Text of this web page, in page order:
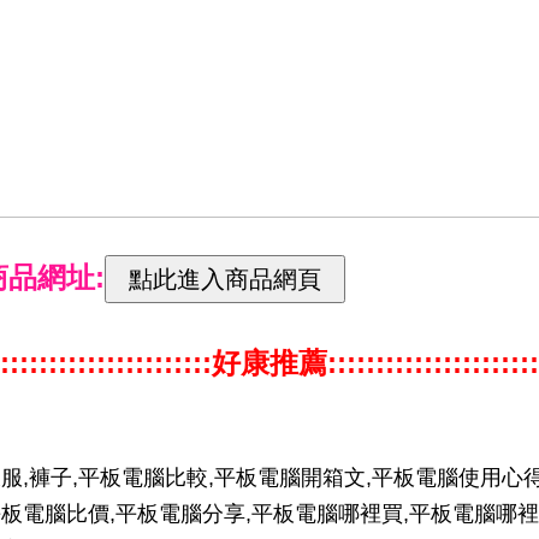
品網址:
::::::::::::::::::::::好康推薦::::::::::::::::::::::
,褲子,平板電腦比較,平板電腦開箱文,平板電腦使用心
電腦比價,平板電腦分享,平板電腦哪裡買,平板電腦哪裡